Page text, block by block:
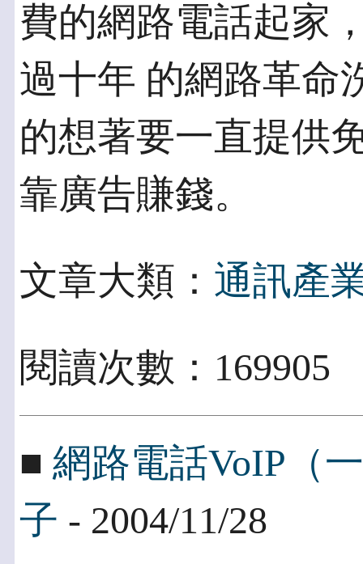
費的網路電話起家
過十年 的網路革命
的想著要一直提供
靠廣告賺錢。
文章大類： 通訊產
閱讀次數：
■ 網路電話VoIP（
子 - 2004/11/28